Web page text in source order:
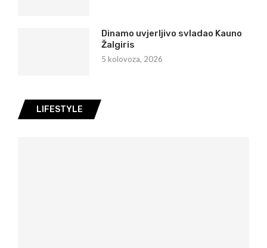
Dinamo uvjerljivo svladao Kauno
Žalgiris
5 kolovoza, 2026
LIFESTYLE